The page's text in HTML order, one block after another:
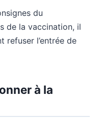
du
de la vaccination, il
refuser l’entrée de
à la